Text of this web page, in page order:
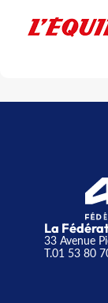
La
33 Avenue
T.01 53 80